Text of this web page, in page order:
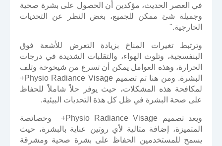
في العصر الحديث، مؤكدين أن الحصول على بشرة صحية
وجميلة شئ ممكن للجميع، بغض النظر عن التحديات
الخارجية."
وترتبط تغيرات المناخ بزيادة التعرض للأشعة فوق
البنفسجية، وتلوث الهواء، والتقلبات الشديدة في درجات
الحرارة، وهذه العوامل يمكن أن تسرع من شيخوخة وتلف
البشرة. ومن هنا تم تصميم Physio Radiance Visage+
لمكافحة هذه المشكلات، حيث يوفر حلاً شاملاً للحفاظ
على صحة البشرة في ظل كل هذة التحديات البيئية.
ويعد تصميم Physio Radiance Visage+ وخصائصة
المتميزة، إضافة مثالية لأي روتين عناية بالبشرة، حيث
يسمح للمستخدمين الحفاظ على بشرة صحية ومشرقة